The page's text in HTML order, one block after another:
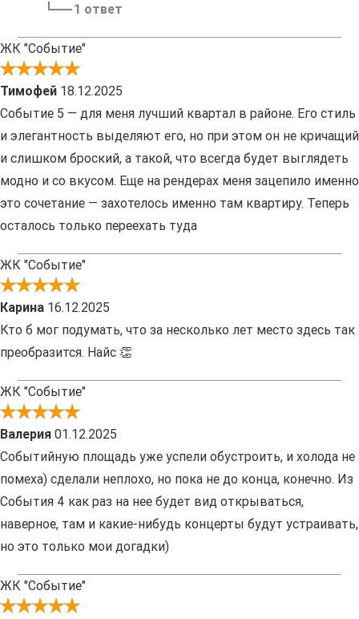
1 ответ
ЖК "Событие"
Тимофей 18.12.2025
Событие 5 — для меня лучший квартал в районе. Его стиль
и элегантность выделяют его, но при этом он не кричащий
и слишком броский, а такой, что всегда будет выглядеть
модно и со вкусом. Еще на рендерах меня зацепило именно
это сочетание — захотелось именно там квартиру. Теперь
осталось только переехать туда
ЖК "Событие"
Карина 16.12.2025
Кто б мог подумать, что за несколько лет место здесь так
преобразится. Найс 👏
ЖК "Событие"
Валерия 01.12.2025
Событийную площадь уже успели обустроить, и холода не
помеха) сделали неплохо, но пока не до конца, конечно. Из
События 4 как раз на нее будет вид открываться,
наверное, там и какие-нибудь концерты будут устраивать,
но это только мои догадки)
ЖК "Событие"